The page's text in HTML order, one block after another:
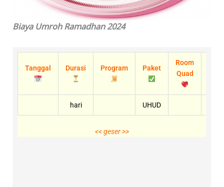
Biaya Umroh Ramadhan 2024